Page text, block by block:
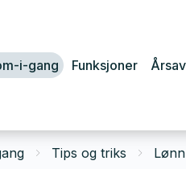
i-gang Funksjoner
Tips og triks Lønn